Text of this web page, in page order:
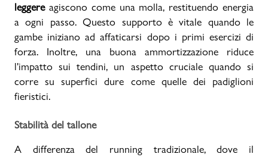
leggereagiscono come una molla, restituendo energia
a ogni passo. Questo supporto è vitale quando le
gambe iniziano ad affaticarsi dopo i primi esercizi di
forza. Inoltre, una buona ammortizzazione riduce
l'impatto sui tendini, un aspetto cruciale quando si
corre su superfici dure come quelle dei padiglioni
fieristici.
Stabilità del tallone
A differenza del running tradizionale, dove il